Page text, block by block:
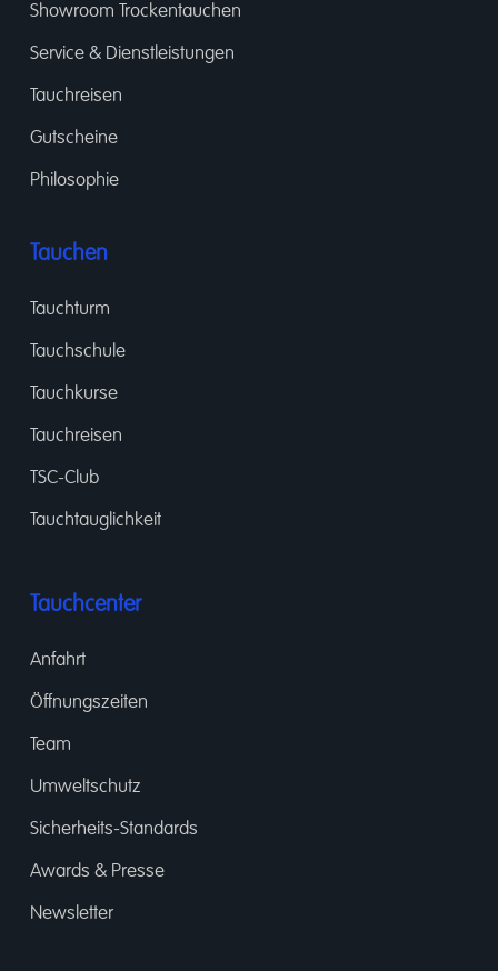
Showroom Trockentauchen
Service & Dienstleistungen
Tauchreisen
Gutscheine
Philosophie
Tauchen
Tauchturm
Tauchschule
Tauchkurse
Tauchreisen
TSC-Club
Tauchtauglichkeit
Tauchcenter
Anfahrt
Öffnungszeiten
Team
Umweltschutz
Sicherheits-Standards
Awards & Presse
Newsletter